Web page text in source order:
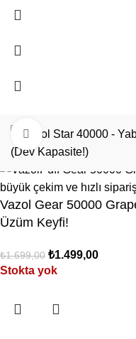
Büyütmek için
vazolpuff2026Vazol
Vazol Gear 50000
Üzüm Keyfi!
₺1.699,00 ₺1.499,00
Stokta yok